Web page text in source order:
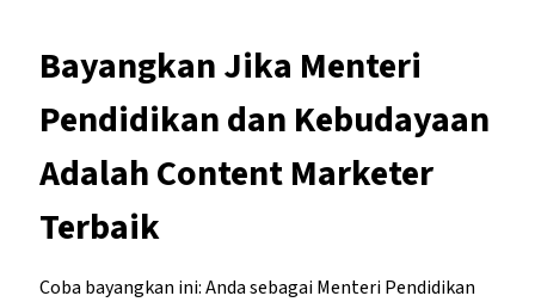
Bayangkan Jika Menteri
Pendidikan dan Kebudayaan
Adalah Content Marketer
Terbaik
Coba bayangkan ini: Anda sebagai Menteri Pendidikan